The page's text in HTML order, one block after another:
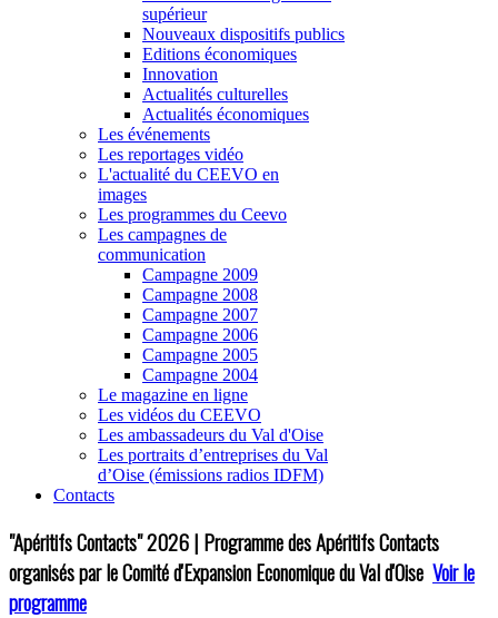
supérieur
Nouveaux dispositifs publics
Editions économiques
Innovation
Actualités culturelles
Actualités économiques
Les événements
Les reportages vidéo
L'actualité du CEEVO en
images
Les programmes du Ceevo
Les campagnes de
communication
Campagne 2009
Campagne 2008
Campagne 2007
Campagne 2006
Campagne 2005
Campagne 2004
Le magazine en ligne
Les vidéos du CEEVO
Les ambassadeurs du Val d'Oise
Les portraits d’entreprises du Val
d’Oise (émissions radios IDFM)
Contacts
"Apéritifs Contacts"2026 | Programme des Apéritifs Contacts
organisés par le Comité d'Expansion Economique du Val d'Oise Voir le
programme